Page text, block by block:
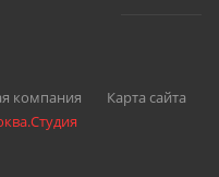
компания
Карта сайта